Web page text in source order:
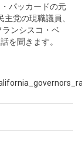
パッカードの元
党の現職議員、
ンシスコ・ベ
を聞きます。